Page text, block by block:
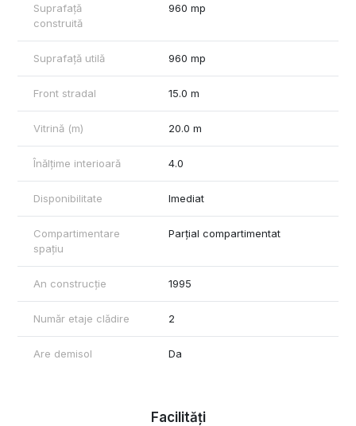
Suprafață
construită
960 mp
Suprafață utilă 960 mp
Front stradal 15.0 m
Vitrină (m) 20.0 m
Înălțime interioară 4.0
Disponibilitate Imediat
Compartimentare
spațiu
Parțial compartimentat
An construcție 1995
Număr etaje clădire 2
Are demisol Da
Facilități